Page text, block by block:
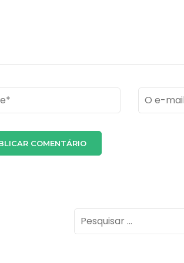
* Email *
Pesquisar
por: